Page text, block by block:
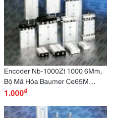
Encoder Nb-1000Zt 1000 6Mm,
Bộ Mã Hóa Baumer Ce65M
Ce65M , Elco Eb58W10-H4Pr-
1.000₫